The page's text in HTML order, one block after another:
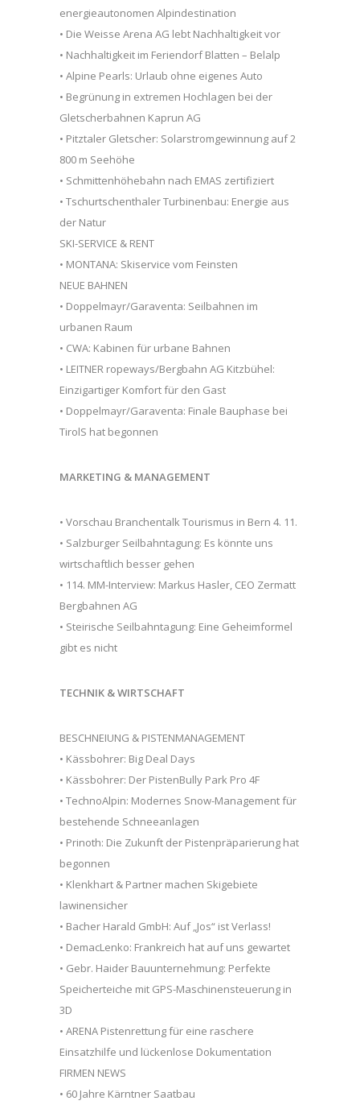
energieautonomen Alpindestination
• Die Weisse Arena AG lebt Nachhaltigkeit vor
• Nachhaltigkeit im Feriendorf Blatten – Belalp
• Alpine Pearls: Urlaub ohne eigenes Auto
• Begrünung in extremen Hochlagen bei der
Gletscherbahnen Kaprun AG
• Pitztaler Gletscher: Solarstromgewinnung auf 2
800 m Seehöhe
• Schmittenhöhebahn nach EMAS zertifiziert
• Tschurtschenthaler Turbinenbau: Energie aus
der Natur
SKI-SERVICE & RENT
• MONTANA: Skiservice vom Feinsten
NEUE BAHNEN
• Doppelmayr/Garaventa: Seilbahnen im
urbanen Raum
• CWA: Kabinen für urbane Bahnen
• LEITNER ropeways/Bergbahn AG Kitzbühel:
Einzigartiger Komfort für den Gast
• Doppelmayr/Garaventa: Finale Bauphase bei
TirolS hat begonnen
MARKETING & MANAGEMENT
• Vorschau Branchentalk Tourismus in Bern 4. 11.
• Salzburger Seilbahntagung: Es könnte uns
wirtschaftlich besser gehen
• 114. MM-Interview: Markus Hasler, CEO Zermatt
Bergbahnen AG
• Steirische Seilbahntagung: Eine Geheimformel
gibt es nicht
TECHNIK & WIRTSCHAFT
BESCHNEIUNG & PISTENMANAGEMENT
• Kässbohrer: Big Deal Days
• Kässbohrer: Der PistenBully Park Pro 4F
• TechnoAlpin: Modernes Snow-Management für
bestehende Schneeanlagen
• Prinoth: Die Zukunft der Pistenpräparierung hat
begonnen
• Klenkhart & Partner machen Skigebiete
lawinensicher
• Bacher Harald GmbH: Auf „Jos“ ist Verlass!
• DemacLenko: Frankreich hat auf uns gewartet
• Gebr. Haider Bauunternehmung: Perfekte
Speicherteiche mit GPS-Maschinensteuerung in
3D
• ARENA Pistenrettung für eine raschere
Einsatzhilfe und lückenlose Dokumentation
FIRMEN NEWS
• 60 Jahre Kärntner Saatbau